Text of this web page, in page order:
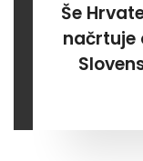
Še
načrtuje